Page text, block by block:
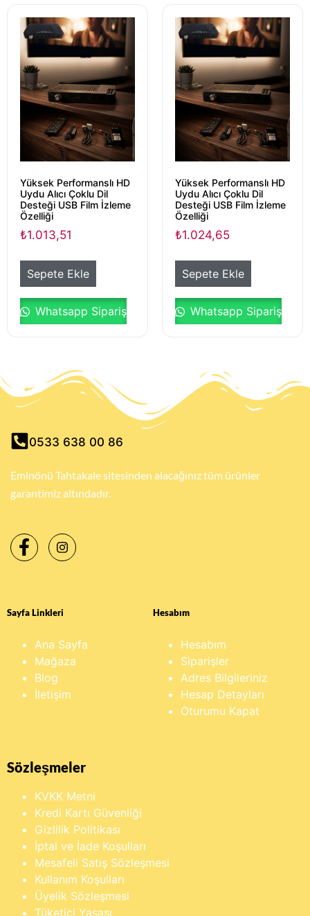
Yüksek Performanslı HD
Uydu Alıcı Çoklu Dil
Desteği USB Film İzleme
Özelliği
₺1.013,51
Sepete Ekle
Whatsapp Sipariş
Yüksek Performanslı HD
Uydu Alıcı Çoklu Dil
Desteği USB Film İzleme
Özelliği
₺1.024,65
Sepete Ekle
Whatsapp Sipariş
0533 638 00 86
Eminönü Tahtakale sitesinden alacağınız tüm ürünler
garantimiz altındadır.
Sayfa Linkleri
Ana Sayfa
Mağaza
Blog
İletişim
Hesabım
Hesabım
Siparişler
Adres Bilgileriniz
Hesap Detayları
Oturumu Kapat
Sözleşmeler
KVKK Metni
Kredi Kartı Güvenliği
Gizlilik Politikası
İptal ve İade Koşulları
Mesafeli Satış Sözleşmesi
Kullanım Koşulları
Üyelik Sözleşmesi
Tüketici Yasası